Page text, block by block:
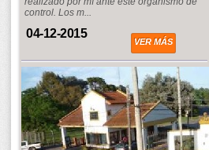
control. Los m...
04-12-2015
VER MÁS